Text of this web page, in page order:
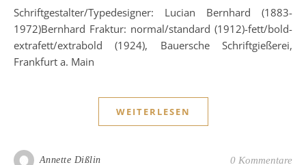
Schriftgestalter/Typedesigner: Lucian Bernhard (1883-
1972)Bernhard Fraktur: normal/standard (1912)-fett/bold-
extrafett/extrabold (1924), Bauersche Schriftgießerei,
Frankfurt a. Main
WEITERLESEN
Annette Dißlin 0 Kommentare